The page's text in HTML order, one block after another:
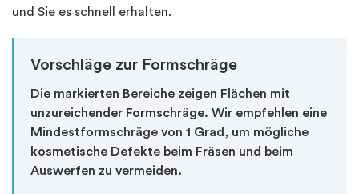
und Sie es schnell erhalten.
Vorschläge zur Formschräge
Die markierten Bereiche zeigen Flächen mit
unzureichender Formschräge. Wir empfehlen eine
Mindestformschräge von 1 Grad, um mögliche
kosmetische Defekte beim Fräsen und beim
Auswerfen zu vermeiden.